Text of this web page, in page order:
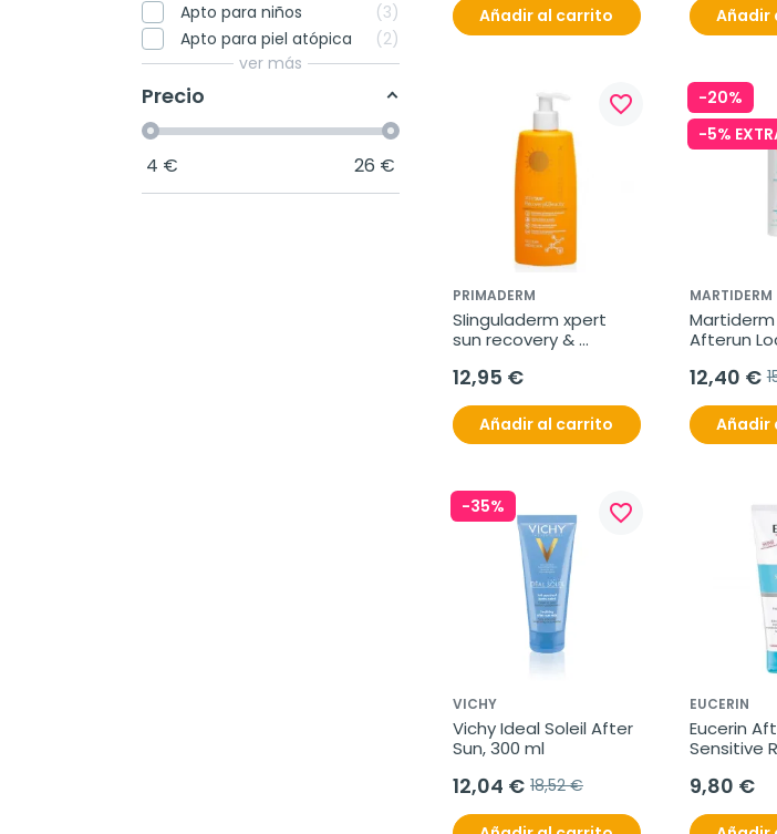
Apto para niños
3
Apto para piel atópica
2
ver más
Precio
4 € 26 €
Añadir al carrito Añadir
favorite_border
PRIMADERM
SIinguladerm xpert
sun recovery &
12,95 €
Añadir al carrito
-20%
-5%
MARTIDERM
Afterun
12,40 €
Añadir
-35% favorite_border
VICHY
Vichy Ideal Soleil After
Sun, 300 ml
12,04 € 18,52 €
EUCERIN
Eucerin
Sensitive
9,80 €